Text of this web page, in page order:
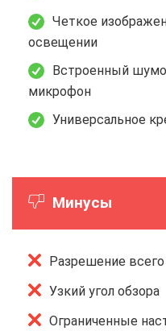
Четкое
освещении
Встроенный
микрофон
Универсальное
Минусы
Разрешение
Узкий угол обзора
Ограниченные